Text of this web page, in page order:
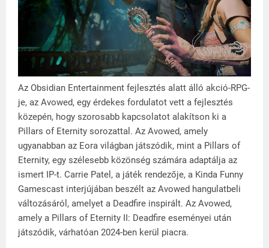
Az Obsidian Entertainment fejlesztés alatt álló akció-RPG-
je, az Avowed, egy érdekes fordulatot vett a fejlesztés
közepén, hogy szorosabb kapcsolatot alakítson ki a
Pillars of Eternity sorozattal. Az Avowed, amely
ugyanabban az Eora világban játszódik, mint a Pillars of
Eternity, egy szélesebb közönség számára adaptálja az
ismert IP-t. Carrie Patel, a játék rendezője, a Kinda Funny
Gamescast interjújában beszélt az Avowed hangulatbeli
változásáról, amelyet a Deadfire inspirált. Az Avowed,
amely a Pillars of Eternity II: Deadfire eseményei után
játszódik, várhatóan 2024-ben kerül piacra.